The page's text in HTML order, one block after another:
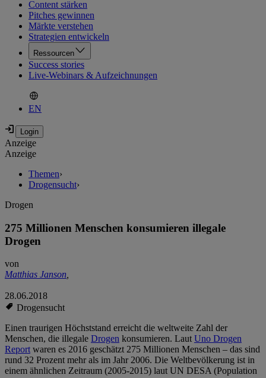
Content stärken
Pitches gewinnen
Märkte verstehen
Strategien entwickeln
Ressourcen
Success stories
Live-Webinars & Aufzeichnungen
EN
Anzeige
Anzeige
Themen›
Drogensucht›
Drogen
275 Millionen Menschen konsumieren illegale
Drogen
von
Matthias Janson,
28.06.2018
Drogensucht
Einen traurigen Höchststand erreicht die weltweite Zahl der
Menschen, die illegale Drogen konsumieren. LautUno Drogen
Reportwaren es 2016 geschätzt 275 Millionen Menschen – das sind
rund 32 Prozent mehr als im Jahr 2006. Die Weltbevölkerung ist in
einem ähnlichen Zeitraum (2005-2015) laut UN DESA (Population